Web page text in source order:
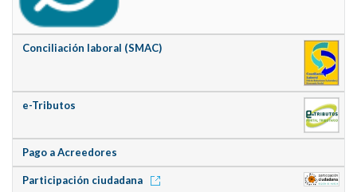
Conciliación laboral (SMAC)
e-Tributos
Pago a Acreedores
Participación ciudadana